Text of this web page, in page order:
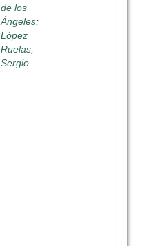
de los
Ángeles;
López
Ruelas,
Sergio